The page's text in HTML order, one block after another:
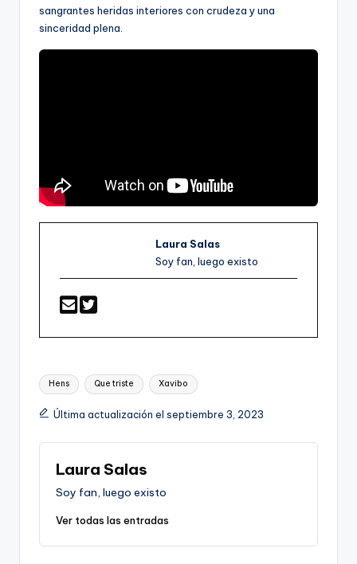
sangrantes heridas interiores con crudeza y una
sinceridad plena.
Laura Salas
Soy fan, luego existo
Etiquetas:
Hens Que triste Xavibo
Última actualización el septiembre 3, 2023
Laura Salas
Soy fan, luego existo
Ver todas las entradas